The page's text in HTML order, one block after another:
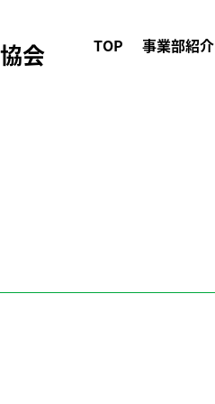
会 TOP 事業部紹介